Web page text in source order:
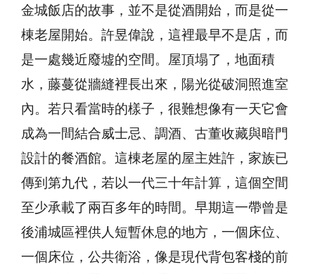
金城飯店的故事，並不是從酒開始，而是從一
棟老屋開始。許昱偉說，這裡最早不是店，而
是一處幾近廢墟的空間。屋頂塌了，地面積
水，藤蔓從牆縫裡長出來，陽光從破洞照進室
內。若只看當時的樣子，很難想像有一天它會
成為一間結合威士忌、調酒、古董收藏與暗門
設計的餐酒館。這棟老屋的屋主姓許，家族已
傳到第九代，若以一代三十年計算，這個空間
至少承載了兩百多年的時間。早期這一帶曾是
後浦城區裡供人短暫休息的地方，一個床位、
一個床位，公共衛浴，像是現代背包客棧的前